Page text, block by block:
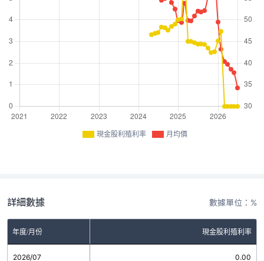
現金股利殖利率 月均價
詳細數據 數據單位：%
年度/月份 現金股利殖利率
2026/07 0.00